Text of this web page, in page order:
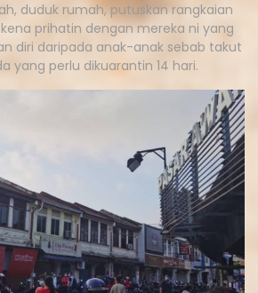
duduk rumah, putuskan rangkaian
prihatin dengan mereka ni yang
diri daripada anak-anak sebab takut
yang perlu dikuarantin 14 hari.